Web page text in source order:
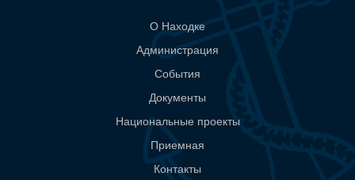
О Находке
Администрация
События
Документы
Национальные проекты
Приемная
Контакты